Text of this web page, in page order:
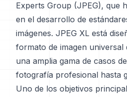
Experts Group (JPEG), que
en el desarrollo de
imágenes. JPEG XL está
formato de imagen universal
una amplia gama de casos
fotografía profesional hasta
Uno de los objetivos